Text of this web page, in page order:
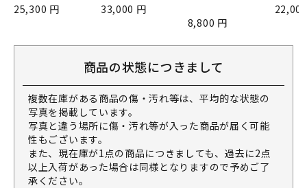
25,300 円 33,000 円
8,800 円
商品の状態につきまして
複数在庫がある商品の傷・汚れ等は、平均的な状態の
写真を掲載しています。
写真と違う場所に傷・汚れ等が入った商品が届く可能
性もございます。
また、現在庫が1点の商品につきましても、過去に2点
以上入荷があった場合は同様となりますので予めご了
承ください。